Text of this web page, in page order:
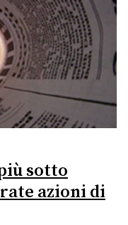
sotto
azioni di